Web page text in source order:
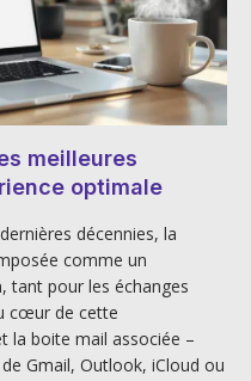
meilleures
optimale
décennies, la
comme un
tant pour les échanges
cœur de cette
la boite mail associée –
Gmail, Outlook, iCloud ou